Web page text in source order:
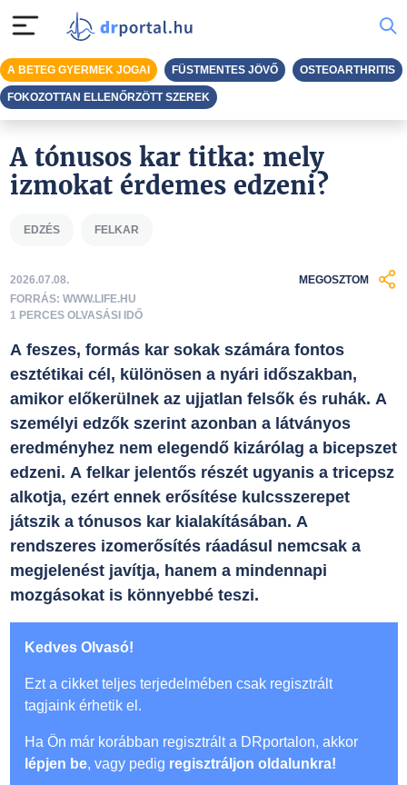
A tónusos kar titka: mely
izmokat érdemes edzeni?
EDZÉS FELKAR
2026.07.08.
FORRÁS: WWW.LIFE.HU
1 PERCES OLVASÁSI IDŐ
MEGOSZTOM
A feszes, formás kar sokak számára fontos
esztétikai cél, különösen a nyári időszakban,
amikor előkerülnek az ujjatlan felsők és ruhák. A
személyi edzők szerint azonban a látványos
eredményhez nem elegendő kizárólag a bicepszet
edzeni. A felkar jelentős részét ugyanis a tricepsz
alkotja, ezért ennek erősítése kulcsszerepet
játszik a tónusos kar kialakításában. A
rendszeres izomerősítés ráadásul nemcsak a
megjelenést javítja, hanem a mindennapi
mozgásokat is könnyebbé teszi.
Kedves Olvasó!
Ezt a cikket teljes terjedelmében csak regisztrált
tagjaink érhetik el.
Ha Ön már korábban regisztrált a DRportalon, akkor
lépjen be, vagy pedig regisztráljon oldalunkra!
A BETEG GYERMEK JOGAI FÜSTMENTES JÖVŐ OSTEOARTHRITIS
FOKOZOTTAN ELLENŐRZÖTT SZEREK